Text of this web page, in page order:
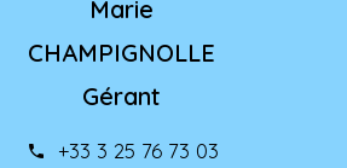
Marie
CHAMPIGNOLLE
Gérant
+33 3 25 76 73 03